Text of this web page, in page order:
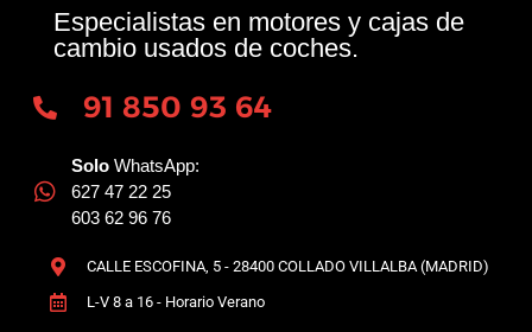
Especialistas en motores y cajas de
cambio usados de coches.
91 850 93 64
Solo WhatsApp:
627 47 22 25
603 62 96 76
CALLE ESCOFINA, 5 - 28400 COLLADO VILLALBA (MADRID)
L-V 8 a 16 - Horario Verano